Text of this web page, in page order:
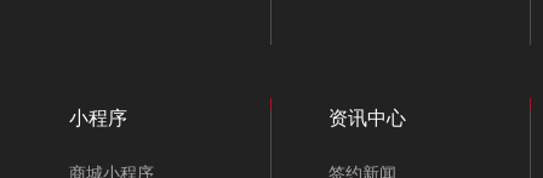
电子芯片公司网站模板-A10154-1
小程序
商城小程序
资讯中心
签约新闻